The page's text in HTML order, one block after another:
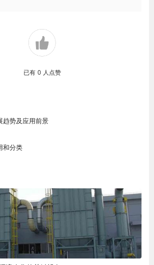
已有 0 人点赞
趋势及应用前景
和分类